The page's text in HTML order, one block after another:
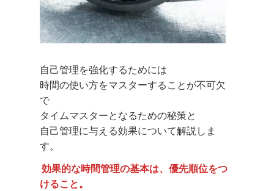
自己管理を強化するためには
時間の使い方をマスターすることが不可欠
で
タイムマスターとなるための秘策と
自己管理に与える効果について解説しま
す。
効果的な時間管理の基本は、優先順位をつ
けること。